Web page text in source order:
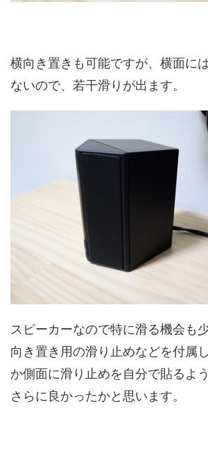
横向き置きも可能ですが、横面に
ないので、若干滑りが出ます。
スピーカーなので特に滑る機会も
向き置き用の滑り止めなどを付属
か側面に滑り止めを自分で貼るよ
さらに良かったかと思います。